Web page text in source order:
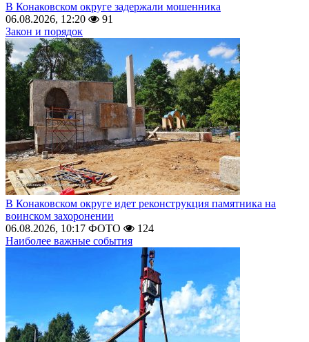
В Конаковском округе задержали мошенника
06.08.2026, 12:20
91
Закон и порядок
В Конаковском округе идет реконструкция памятника на
воинском захоронении
06.08.2026, 10:17 ФОТО
124
Наиболее важные события